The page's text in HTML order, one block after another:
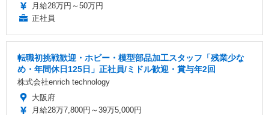
月給28万円～50万円
正社員
転職初挑戦歓迎・ホビー・模型部品加工スタッフ「残業少な
め・年間休日125日」正社員/ミドル歓迎・賞与年2回
株式会社enrich technology
大阪府
月給28万7,800円～39万5,000円